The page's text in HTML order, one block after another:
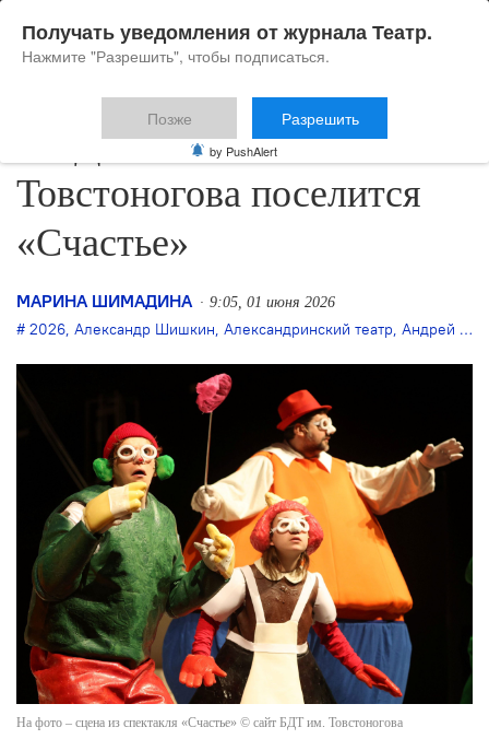
В БДТ имени
Товстоногова поселится
«Счастье»
МАРИНА ШИМАДИНА 9:05, 01 июня 2026
2026, Александр Шишкин, Александринский театр, Андрей Могучий
На фото – сцена из спектакля «Счастье» © сайт БДТ им. Товстоногова
Получать уведомления от журнала Театр.
Нажмите "Разрешить", чтобы подписаться.
Позже Разрешить
by PushAlert